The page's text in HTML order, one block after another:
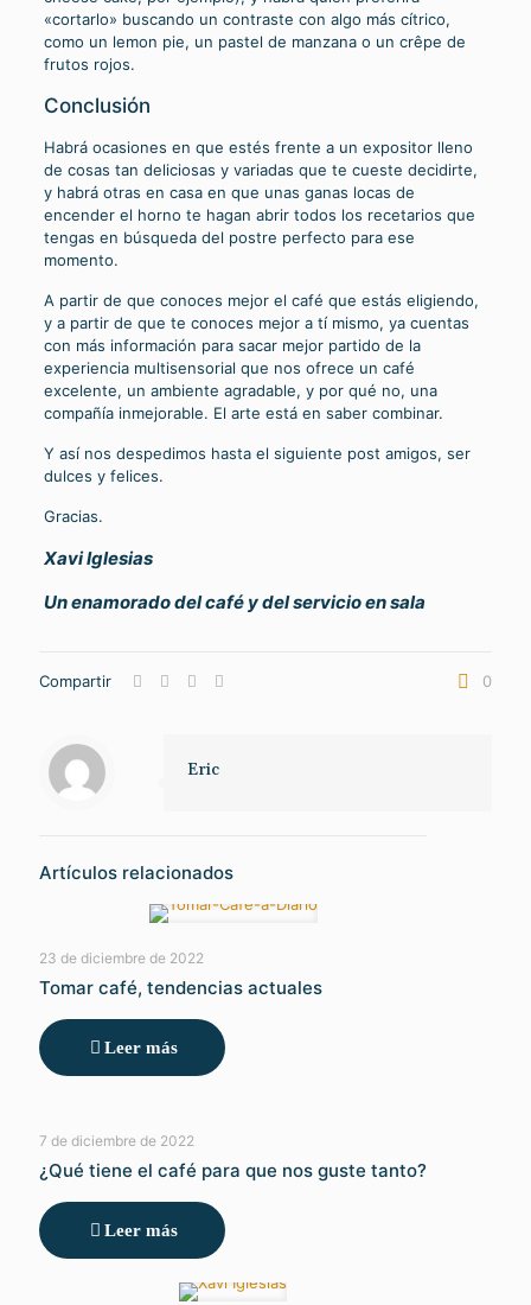
«cortarlo» buscando un contraste con algo más cítrico,
como un lemon pie, un pastel de manzana o un crêpe de
frutos rojos.
Conclusión
Habrá ocasiones en que estés frente a un expositor lleno
de cosas tan deliciosas y variadas que te cueste decidirte,
y habrá otras en casa en que unas ganas locas de
encender el horno te hagan abrir todos los recetarios que
tengas en búsqueda del postre perfecto para ese
momento.
A partir de que conoces mejor el café que estás eligiendo,
y a partir de que te conoces mejor a tí mismo, ya cuentas
con más información para sacar mejor partido de la
experiencia multisensorial que nos ofrece un café
excelente, un ambiente agradable, y por qué no, una
compañía inmejorable. El arte está en saber combinar.
Y así nos despedimos hasta el siguiente post amigos, ser
dulces y felices.
Gracias.
Xavi Iglesias
Un enamorado del café y del servicio en sala
Compartir 0
Eric
Artículos relacionados
23 de diciembre de 2022
Tomar café, tendencias actuales
Leer más
7 de diciembre de 2022
¿Qué tiene el café para que nos guste tanto?
Leer más